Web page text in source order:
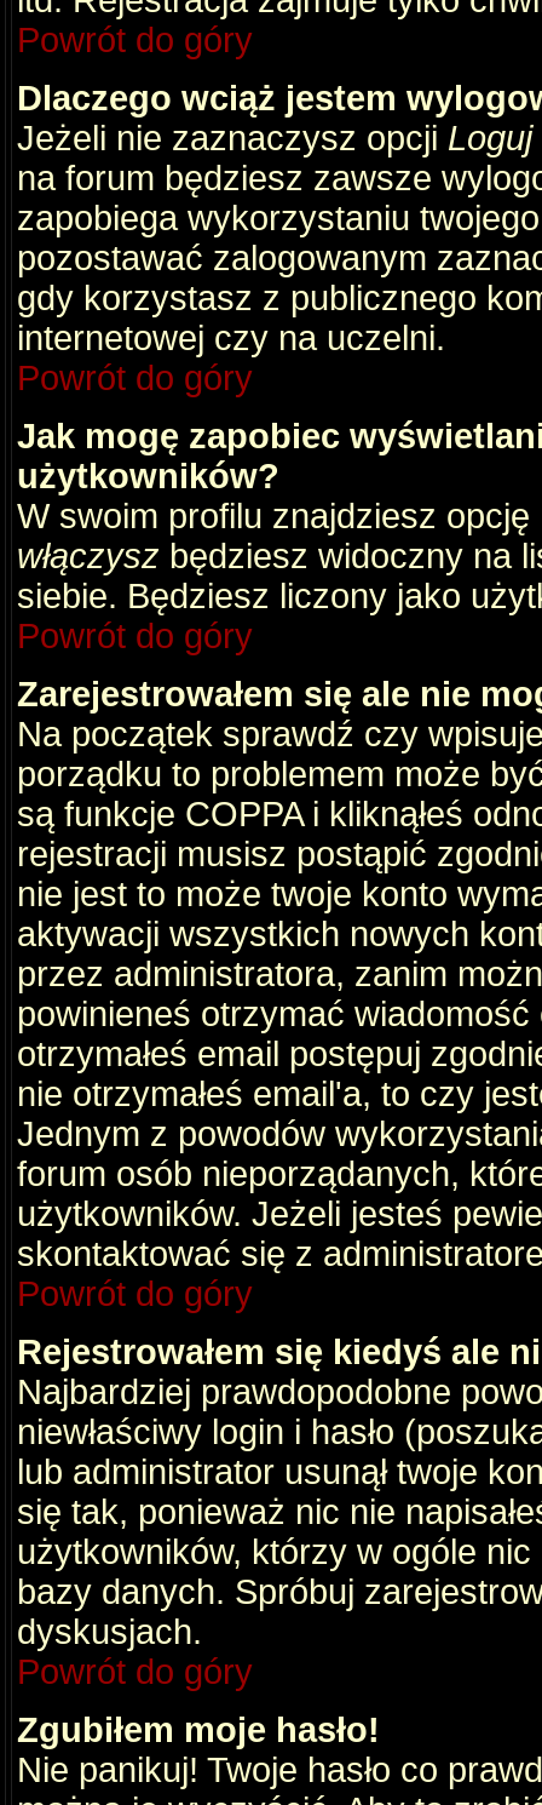
Powrót do góry
Dlaczego wciąż jestem
Jeżeli nie zaznaczysz opcji
na forum będziesz zawsze
zapobiega wykorzystaniu
pozostawać zalogowanym
gdy korzystasz z publicznego
internetowej czy na uczelni.
Powrót do góry
Jak mogę zapobiec
użytkowników?
W swoim profilu znajdziesz opcję
włączysz będziesz widoczny na
siebie. Będziesz liczony jako
Powrót do góry
Zarejestrowałem się ale nie
Na początek sprawdź czy
porządku to problemem może
są funkcje COPPA i kliknąłeś
rejestracji musisz postąpić
nie jest to może twoje konto
aktywacji wszystkich nowych
przez administratora, zanim
powinieneś otrzymać
otrzymałeś email postępuj
nie otrzymałeś email'a, to czy
Jednym z powodów
forum osób nieporządanych,
użytkowników. Jeżeli jesteś
skontaktować się z
Powrót do góry
Rejestrowałem się kiedyś ale
Najbardziej prawdopodobne
niewłaściwy login i hasło
lub administrator usunął twoje
się tak, ponieważ nic nie
użytkowników, którzy w ogóle
bazy danych. Spróbuj
dyskusjach.
Powrót do góry
Zgubiłem moje hasło!
Nie panikuj! Twoje hasło co